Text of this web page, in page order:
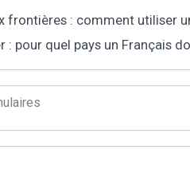
frontières : comment utiliser
: pour quel pays un Français